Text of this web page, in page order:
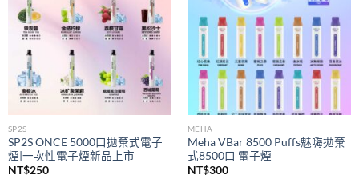
SP2S
SP2S ONCE 5000口拋棄式電子
煙|一次性電子煙新品上市
NT$250
MEHA
Meha VBar 8500 Puffs魅嗨拋棄
式8500口 電子煙
NT$300